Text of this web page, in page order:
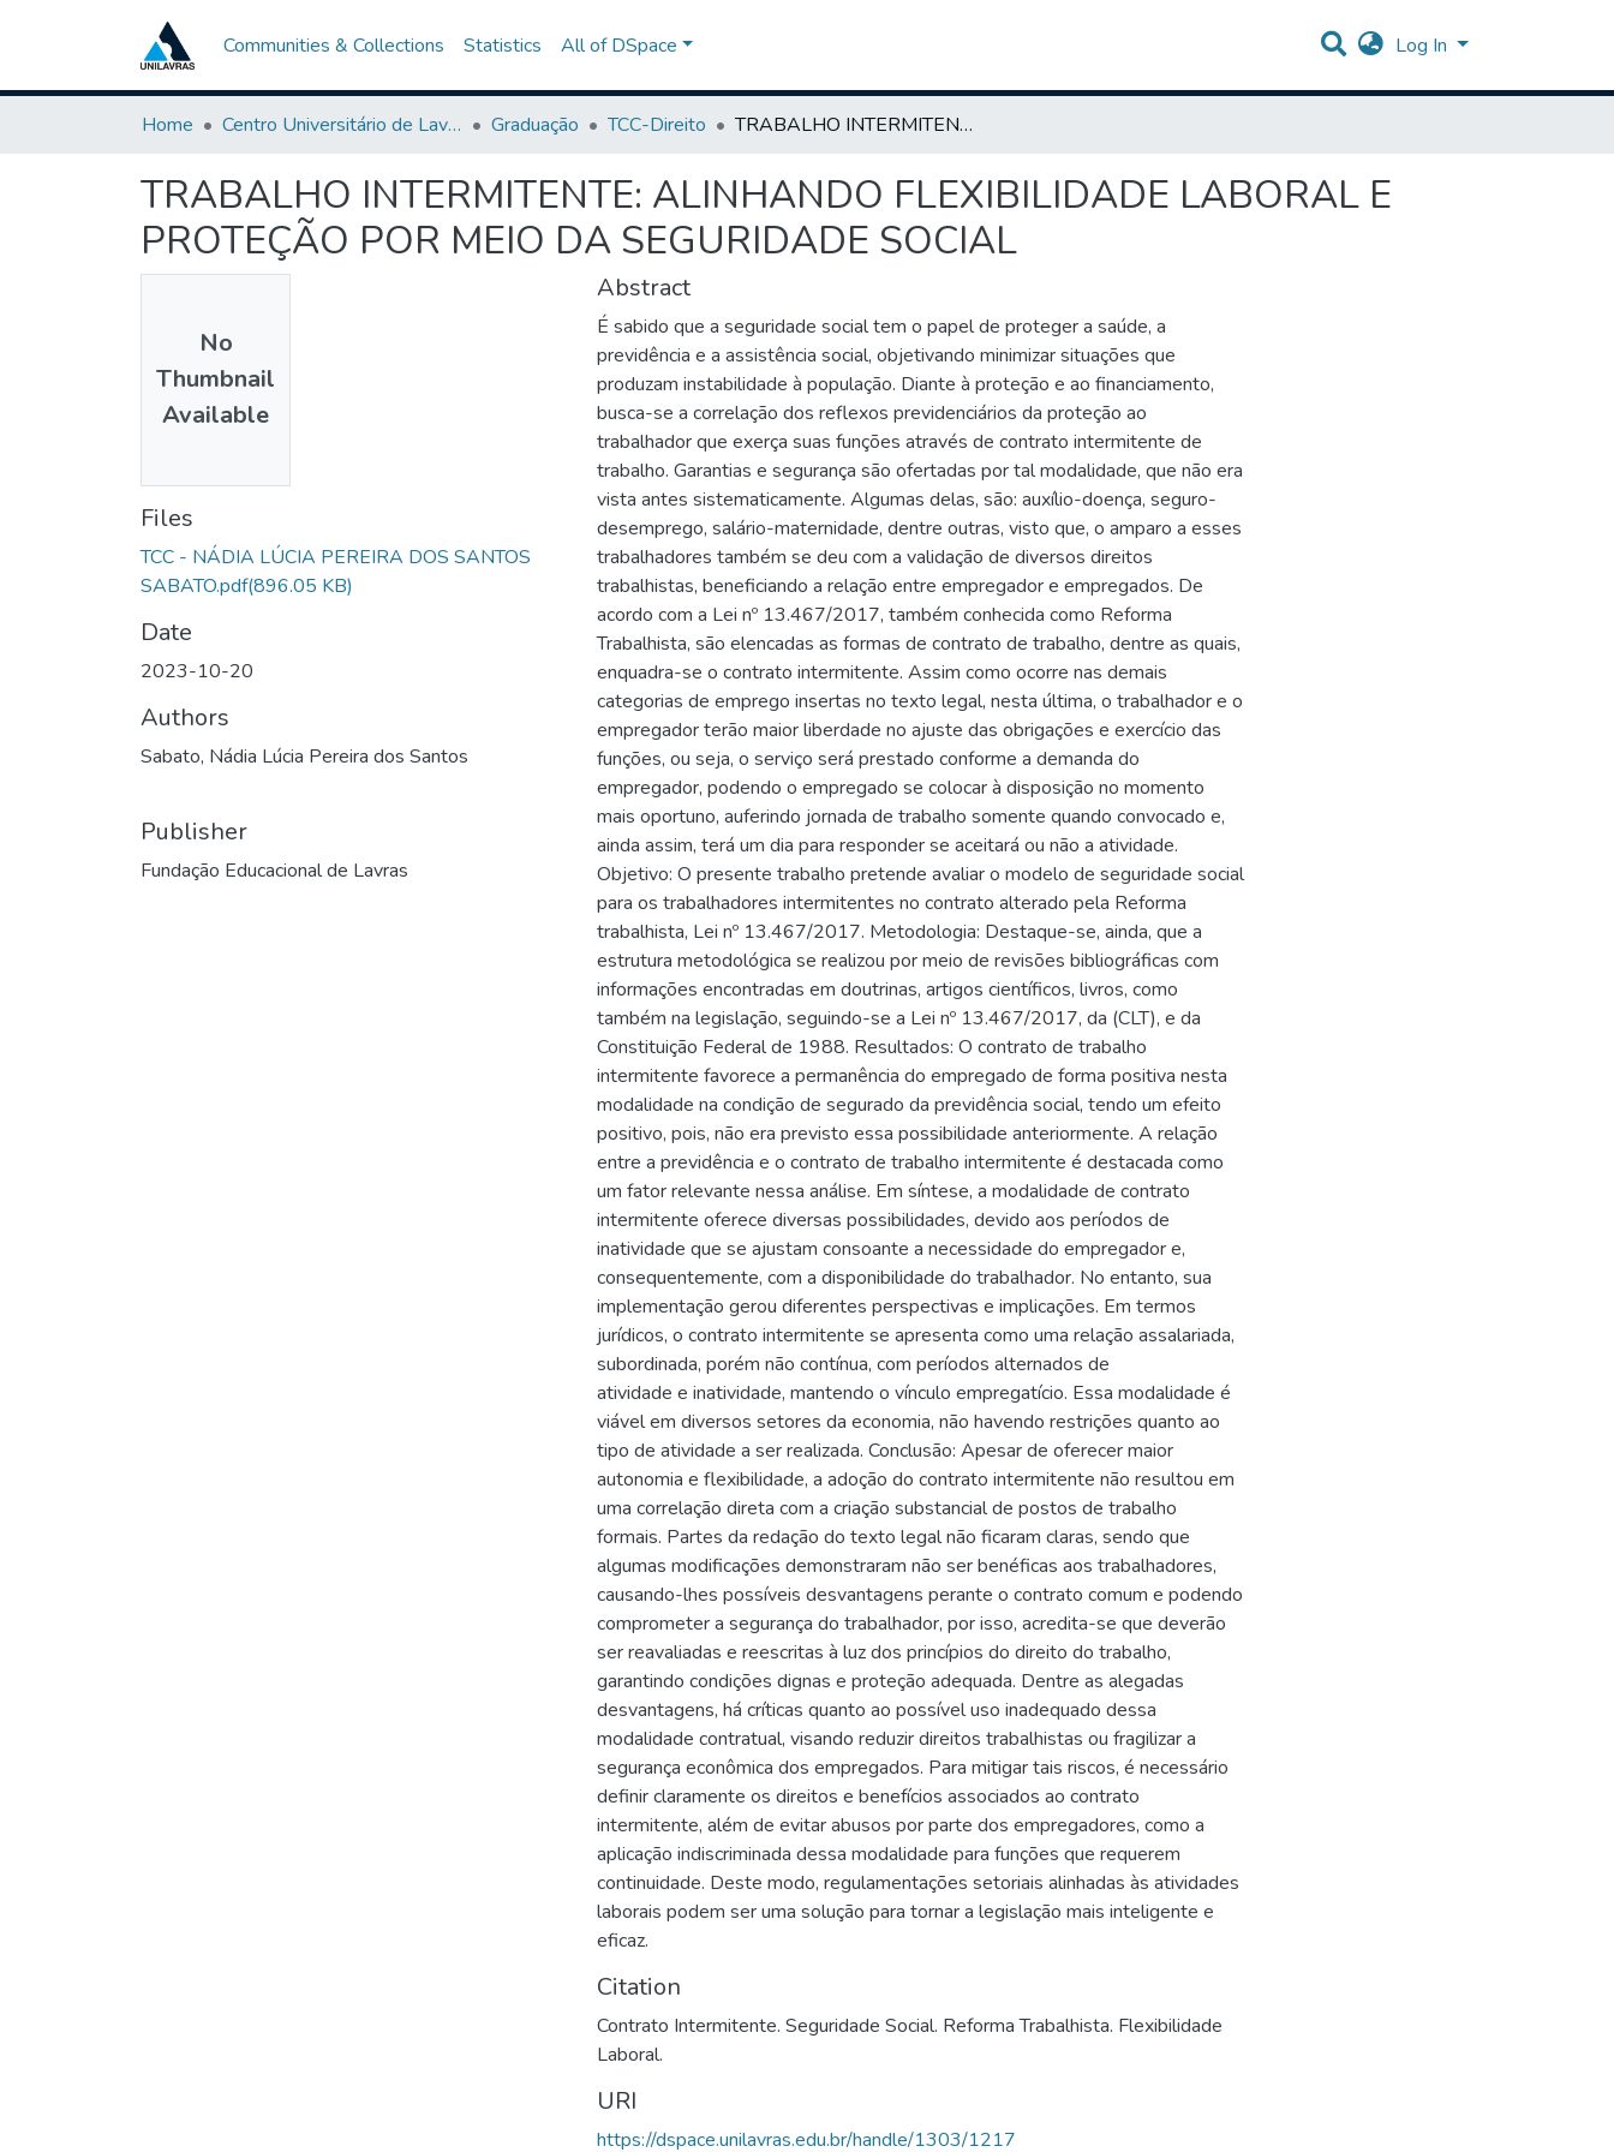
Communities & Collections Statistics All of DSpace Log In
Home Centro Universitário de Lavras-UNILAVRAS Graduação TCC-Direito TRABALHO INTERMITENTE: ALINHANDO FLEXIBILIDADE LABORAL E PROTEÇÃO POR MEIO DA SEGURIDADE SOCIAL
TRABALHO INTERMITENTE: ALINHANDO FLEXIBILIDADE LABORAL E
PROTEÇÃO POR MEIO DA SEGURIDADE SOCIAL
No
Thumbnail
Available
Files
TCC - NÁDIA LÚCIA PEREIRA DOS SANTOS
SABATO.pdf(896.05 KB)
Date
2023-10-20
Authors
Sabato, Nádia Lúcia Pereira dos Santos
Publisher
Fundação Educacional de Lavras
Abstract
É sabido que a seguridade social tem o papel de proteger a saúde, a
previdência e a assistência social, objetivando minimizar situações que
produzam instabilidade à população. Diante à proteção e ao financiamento,
busca-se a correlação dos reflexos previdenciários da proteção ao
trabalhador que exerça suas funções através de contrato intermitente de
trabalho. Garantias e segurança são ofertadas por tal modalidade, que não era
vista antes sistematicamente. Algumas delas, são: auxílio-doença, seguro-
desemprego, salário-maternidade, dentre outras, visto que, o amparo a esses
trabalhadores também se deu com a validação de diversos direitos
trabalhistas, beneficiando a relação entre empregador e empregados. De
acordo com a Lei nº 13.467/2017, também conhecida como Reforma
Trabalhista, são elencadas as formas de contrato de trabalho, dentre as quais,
enquadra-se o contrato intermitente. Assim como ocorre nas demais
categorias de emprego insertas no texto legal, nesta última, o trabalhador e o
empregador terão maior liberdade no ajuste das obrigações e exercício das
funções, ou seja, o serviço será prestado conforme a demanda do
empregador, podendo o empregado se colocar à disposição no momento
mais oportuno, auferindo jornada de trabalho somente quando convocado e,
ainda assim, terá um dia para responder se aceitará ou não a atividade.
Objetivo: O presente trabalho pretende avaliar o modelo de seguridade social
para os trabalhadores intermitentes no contrato alterado pela Reforma
trabalhista, Lei nº 13.467/2017. Metodologia: Destaque-se, ainda, que a
estrutura metodológica se realizou por meio de revisões bibliográficas com
informações encontradas em doutrinas, artigos científicos, livros, como
também na legislação, seguindo-se a Lei nº 13.467/2017, da (CLT), e da
Constituição Federal de 1988. Resultados: O contrato de trabalho
intermitente favorece a permanência do empregado de forma positiva nesta
modalidade na condição de segurado da previdência social, tendo um efeito
positivo, pois, não era previsto essa possibilidade anteriormente. A relação
entre a previdência e o contrato de trabalho intermitente é destacada como
um fator relevante nessa análise. Em síntese, a modalidade de contrato
intermitente oferece diversas possibilidades, devido aos períodos de
inatividade que se ajustam consoante a necessidade do empregador e,
consequentemente, com a disponibilidade do trabalhador. No entanto, sua
implementação gerou diferentes perspectivas e implicações. Em termos
jurídicos, o contrato intermitente se apresenta como uma relação assalariada,
subordinada, porém não contínua, com períodos alternados de
atividade e inatividade, mantendo o vínculo empregatício. Essa modalidade é
viável em diversos setores da economia, não havendo restrições quanto ao
tipo de atividade a ser realizada. Conclusão: Apesar de oferecer maior
autonomia e flexibilidade, a adoção do contrato intermitente não resultou em
uma correlação direta com a criação substancial de postos de trabalho
formais. Partes da redação do texto legal não ficaram claras, sendo que
algumas modificações demonstraram não ser benéficas aos trabalhadores,
causando-lhes possíveis desvantagens perante o contrato comum e podendo
comprometer a segurança do trabalhador, por isso, acredita-se que deverão
ser reavaliadas e reescritas à luz dos princípios do direito do trabalho,
garantindo condições dignas e proteção adequada. Dentre as alegadas
desvantagens, há críticas quanto ao possível uso inadequado dessa
modalidade contratual, visando reduzir direitos trabalhistas ou fragilizar a
segurança econômica dos empregados. Para mitigar tais riscos, é necessário
definir claramente os direitos e benefícios associados ao contrato
intermitente, além de evitar abusos por parte dos empregadores, como a
aplicação indiscriminada dessa modalidade para funções que requerem
continuidade. Deste modo, regulamentações setoriais alinhadas às atividades
laborais podem ser uma solução para tornar a legislação mais inteligente e
eficaz.
Citation
Contrato Intermitente. Seguridade Social. Reforma Trabalhista. Flexibilidade
Laboral.
URI
https://dspace.unilavras.edu.br/handle/1303/1217